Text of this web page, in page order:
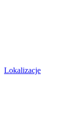
Lokalizacje